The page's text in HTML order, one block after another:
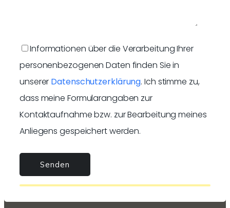
Informationen über die Verarbeitung Ihrer
personenbezogenen Daten finden Sie in
unserer Datenschutzerklärung. Ich stimme zu,
dass meine Formularangaben zur
Kontaktaufnahme bzw. zur Bearbeitung meines
Anliegens gespeichert werden.